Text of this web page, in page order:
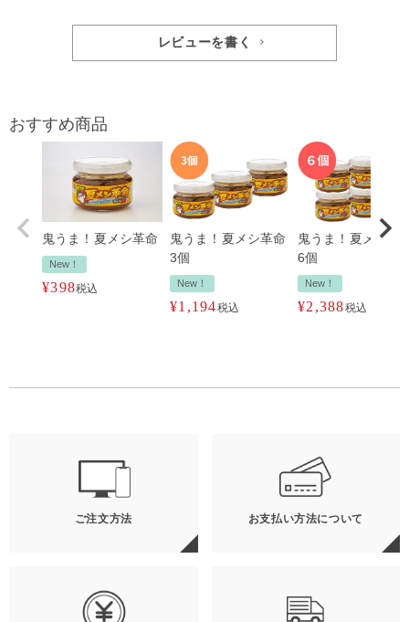
レビューを書く
おすすめ商品
鬼うま！夏メシ革命
New！
¥398税込
鬼うま！夏メシ革命
3個
New！
¥1,194税込
鬼うま！夏メシ革
6個
New！
¥2,388税込
ご注文方法 お支払い方法について